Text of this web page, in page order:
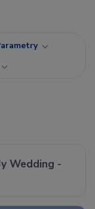
Wedding -